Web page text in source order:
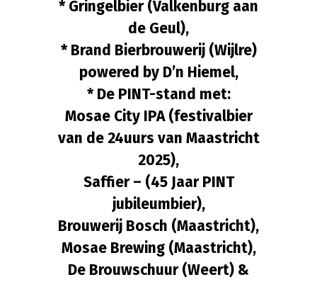
* Gringelbier (Valkenburg aan
de Geul),
* Brand Bierbrouwerij (Wijlre)
powered by D’n Hiemel,
* De PINT-stand met:
Mosae City IPA (festivalbier
van de 24uurs van Maastricht
2025),
Saffier – (45 Jaar PINT
jubileumbier),
Brouwerij Bosch (Maastricht),
Mosae Brewing (Maastricht),
De Brouwschuur (Weert) &